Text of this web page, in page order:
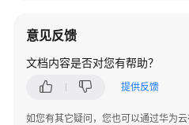
镜
像
新
记
意见反馈
文档内容是否对您有帮助？
提供反馈
如您有其它疑问，您也可以通过华为